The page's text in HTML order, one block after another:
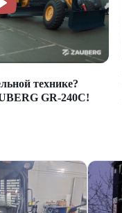
технике?
GR-240C!